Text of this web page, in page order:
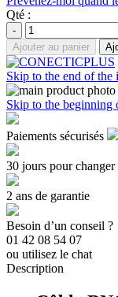
Qté :
-
Ajouter au panier
Skip to the end of the
Skip to the beginning
Paiements sécurisés
30 jours pour changer
2 ans de garantie
Besoin d’un conseil ?
01 42 08 54 07
ou utilisez le chat
Description